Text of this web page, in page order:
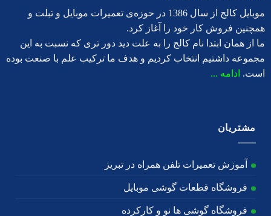
موبایل کالج از سال 1386 در حوزه‌ی تعمیرات موبایل و تبلت و
همچنین فروش کار خود را آغاز کرد.
ما از همان ابتدا نام کالج را به علت دید دور تری که نسبت به این
مجموعه داشتیم انتخاب کردیم و هدف ما ترکیب علم با صنعت بوده
است. ادامه ...
مشتریان
آموزش تعمیرات تلفن همراه در تبریز
فروشگاه قطعات گوشی موبایل
فروشگاه گوشی ها نو و کارکرده